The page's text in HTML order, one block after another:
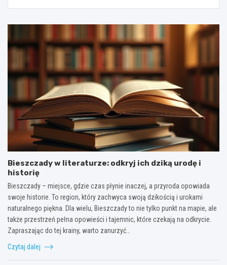
Bieszczady w literaturze: odkryj ich dziką urodę i
historię
Bieszczady – miejsce, gdzie czas płynie inaczej, a przyroda opowiada
swoje historie. To region, który zachwyca swoją dzikością i urokami
naturalnego piękna. Dla wielu, Bieszczady to nie tylko punkt na mapie, ale
także przestrzeń pełna opowieści i tajemnic, które czekają na odkrycie.
Zapraszając do tej krainy, warto zanurzyć…
Czytaj dalej